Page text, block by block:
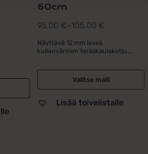
60cm
95,00 €–105,00 €
Hintaluokka:
95,00 €
-
105,00 €
Näyttävä 12 mm leveä
kullanvärinen teräskaulaketju...
Valitse malli
Lisää toivelistalle